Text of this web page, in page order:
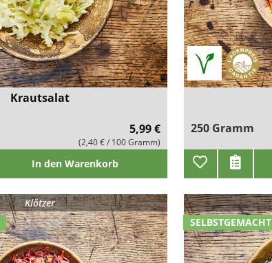
Krautsalat
5,99 €
(2,40 € / 100 Gramm)
In den Warenkorb
250 Gramm
Klötzer
SELBSTGEMACHT